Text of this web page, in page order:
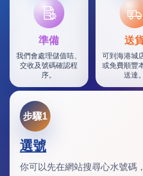
準備
我們會處理儲值咭、
交收及號碼確認程
序。
SF
送
可到海港城
或免費順豐
送達。
步驟1
選號
你可以先在網站搜尋心水號碼